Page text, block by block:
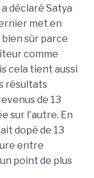
déclaré Satya
met en
sûr parce
comme
cela tient aussi
résultats
de 13
sur l'autre. En
dopé de 13
entre
point de plus